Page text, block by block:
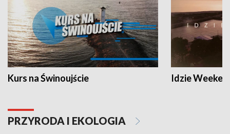
Kurs na Świnoujście Idzie
PRZYRODA I EKOLOGIA